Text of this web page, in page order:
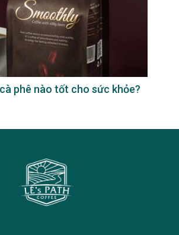
phê nào tốt cho sức khỏe?